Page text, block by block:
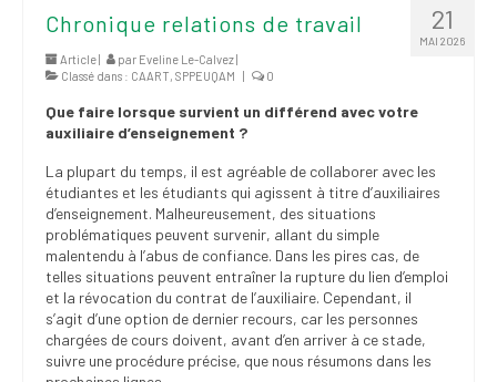
21
MAI 2026
Chronique relations de travail
Article | par Eveline Le-Calvez|
Classé dans : CAART, SPPEUQAM | 0
Que faire lorsque survient un différend avec votre
auxiliaire d’enseignement ?
La plupart du temps, il est agréable de collaborer avec les
étudiantes et les étudiants qui agissent à titre d’auxiliaires
d’enseignement. Malheureusement, des situations
problématiques peuvent survenir, allant du simple
malentendu à l’abus de confiance. Dans les pires cas, de
telles situations peuvent entraîner la rupture du lien d’emploi
et la révocation du contrat de l’auxiliaire. Cependant, il
s’agit d’une option de dernier recours, car les personnes
chargées de cours doivent, avant d’en arriver à ce stade,
suivre une procédure précise, que nous résumons dans les